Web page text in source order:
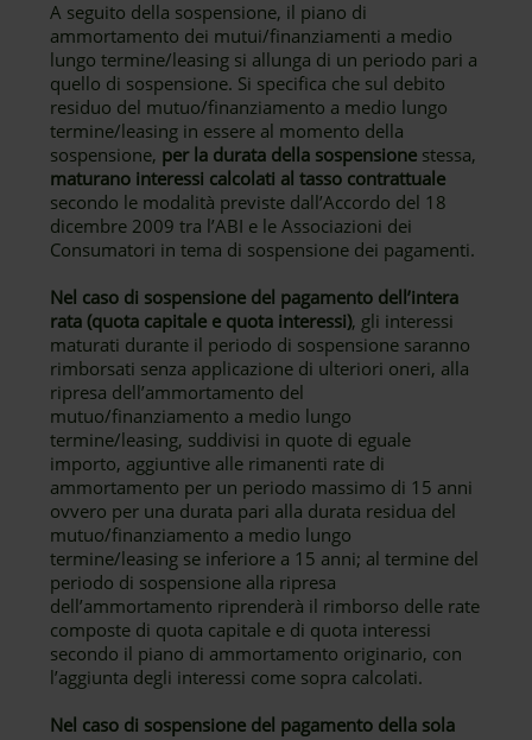
A seguito della sospensione, il piano di
ammortamento dei mutui/finanziamenti a medio
lungo termine/leasing si allunga di un periodo pari a
quello di sospensione. Si specifica che sul debito
residuo del mutuo/finanziamento a medio lungo
termine/leasing in essere al momento della
sospensione, per la durata della sospensione stessa,
maturano interessi calcolati al tasso contrattuale
secondo le modalità previste dall’Accordo del 18
dicembre 2009 tra l’ABI e le Associazioni dei
Consumatori in tema di sospensione dei pagamenti.
Nel caso di sospensione del pagamento dell’intera
rata (quota capitale e quota interessi), gli interessi
maturati durante il periodo di sospensione saranno
rimborsati senza applicazione di ulteriori oneri, alla
ripresa dell’ammortamento del
mutuo/finanziamento a medio lungo
termine/leasing, suddivisi in quote di eguale
importo, aggiuntive alle rimanenti rate di
ammortamento per un periodo massimo di 15 anni
ovvero per una durata pari alla durata residua del
mutuo/finanziamento a medio lungo
termine/leasing se inferiore a 15 anni; al termine del
periodo di sospensione alla ripresa
dell’ammortamento riprenderà il rimborso delle rate
composte di quota capitale e di quota interessi
secondo il piano di ammortamento originario, con
l’aggiunta degli interessi come sopra calcolati.
Nel caso di sospensione del pagamento della sola